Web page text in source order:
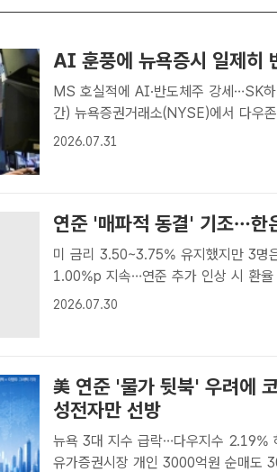
AI 훈풍에 뉴욕증시 일제
MS 호실적에 AI·반도체주 강세…SK하이닉스
간) 뉴욕증권거래소(NYSE)에서 다우
613.92포인트(1.19%) 오른 5만
2026.07.31
연준 '매파적 동결' 기조…한
미 금리 3.50~3.75% 유지했지만 3명
1.00%p 지속…연준 추가 인상 시 환율 부담 신현송 한국은행 총
16일 오전 서울 중구 한국은행에서 금
2026.07.30
美 연준 '물가 뒷북' 우려에
성전자만 선방
뉴욕 3대 지수 급락…다우지수 2.19%
유가증권시장 개인 3000억원 순매도 30일 장 초반 국내증시는 내리막길을